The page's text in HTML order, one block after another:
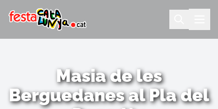
Masia de les
Berguedanes al Pla del